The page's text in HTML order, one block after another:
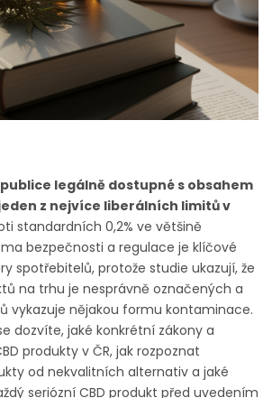
legálně dostupné s obsahem
jeden z nejvíce liberálních limitů v
standardních 0,2% ve většině
bezpečnosti a regulace je klíčové
spotřebitelů, protože studie ukazují, že
na trhu je nesprávně označených a
vykazuje nějakou formu kontaminace.
dozvíte, jaké konkrétní zákony a
produkty v ČR, jak rozpoznat
od nekvalitních alternativ a jaké
seriózní CBD produkt před uvedením